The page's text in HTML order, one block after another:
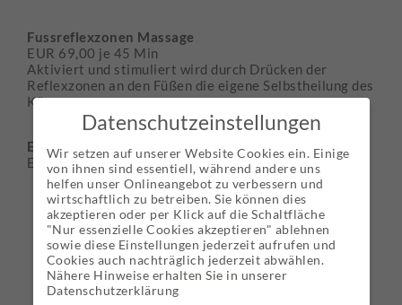
Fussreflexzonen Massage
EUR 69,00 je 45 Min
Aktiviert und stimuliert wird durch Drücken der
Reflexzonen an den Füßen die eigene Selbstheilung des
Körpers.
Ernährungsberatung:
EUR 79,00 je Stunde/60 min
KONTAKT
Datenschutzeinstellungen
Wir setzen auf unserer Website Cookies ein. Einige
von ihnen sind essentiell, während andere uns
helfen unser Onlineangebot zu verbessern und
wirtschaftlich zu betreiben. Sie können dies
akzeptieren oder per Klick auf die Schaltfläche
"Nur essenzielle Cookies akzeptieren" ablehnen
sowie diese Einstellungen jederzeit aufrufen und
Cookies auch nachträglich jederzeit abwählen.
Nähere Hinweise erhalten Sie in unserer
Datenschutzerklärung